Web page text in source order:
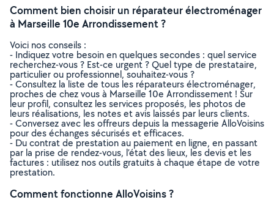
Comment bien choisir un réparateur électroménager
à Marseille 10e Arrondissement ?
Voici nos conseils :
- Indiquez votre besoin en quelques secondes : quel service
recherchez-vous ? Est-ce urgent ? Quel type de prestataire,
particulier ou professionnel, souhaitez-vous ?
- Consultez la liste de tous les réparateurs électroménager,
proches de chez vous à Marseille 10e Arrondissement ! Sur
leur profil, consultez les services proposés, les photos de
leurs réalisations, les notes et avis laissés par leurs clients.
- Conversez avec les offreurs depuis la messagerie AlloVoisins
pour des échanges sécurisés et efficaces.
- Du contrat de prestation au paiement en ligne, en passant
par la prise de rendez-vous, l’état des lieux, les devis et les
factures : utilisez nos outils gratuits à chaque étape de votre
prestation.
Comment fonctionne AlloVoisins ?